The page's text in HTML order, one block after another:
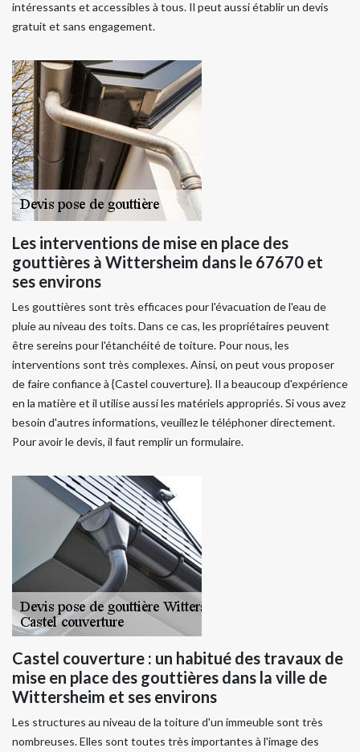
intéressants et accessibles à tous. Il peut aussi établir un devis
gratuit et sans engagement.
Les interventions de mise en place des
gouttières à Wittersheim dans le 67670 et
ses environs
Les gouttières sont très efficaces pour l'évacuation de l'eau de
pluie au niveau des toits. Dans ce cas, les propriétaires peuvent
être sereins pour l'étanchéité de toiture. Pour nous, les
interventions sont très complexes. Ainsi, on peut vous proposer
de faire confiance à {Castel couverture}. Il a beaucoup d'expérience
en la matière et il utilise aussi les matériels appropriés. Si vous avez
besoin d'autres informations, veuillez le téléphoner directement.
Pour avoir le devis, il faut remplir un formulaire.
Castel couverture : un habitué des travaux de
mise en place des gouttières dans la ville de
Wittersheim et ses environs
Les structures au niveau de la toiture d'un immeuble sont très
nombreuses. Elles sont toutes très importantes à l'image des